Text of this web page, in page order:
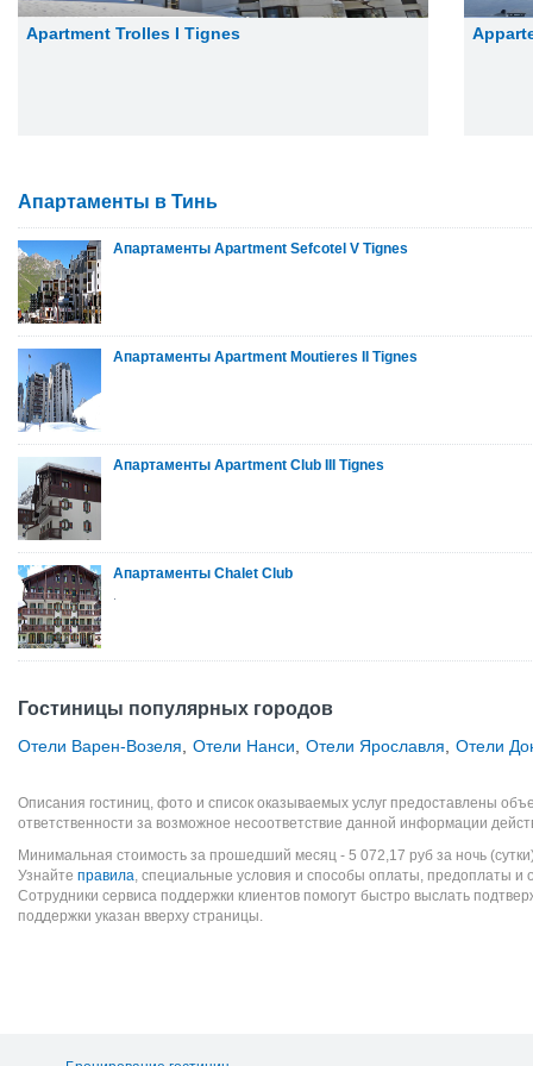
Apartment Trolles I Tignes
Апартаменты в Тинь
Апартаменты Apartment Sefcotel V Tignes
Апартаменты Apartment Moutieres II Tignes
Апартаменты Apartment Club III Tignes
Апартаменты Chalet Club
Гостиницы популярных городов
Отели Варен-Возеля Отели Нанси Отели Ярославля Отели
Описания гостиниц, фото и список оказываемых услуг предоставлены
ответственности за возможное несоответствие данной информации
Минимальная стоимость за прошедший месяц - 5 072,17 руб за ночь
Узнайте правила, специальные условия и способы оплаты, предоплаты и
Сотрудники сервиса поддержки клиентов помогут быстро выслать
поддержки указан вверху страницы.